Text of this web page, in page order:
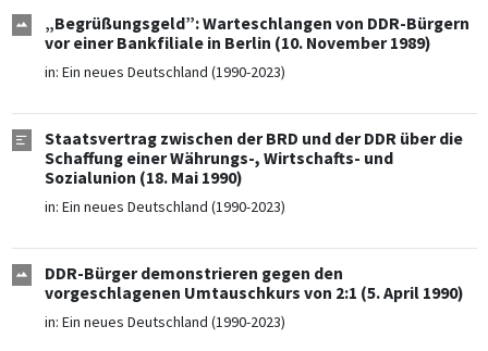
„Begrüßungsgeld”: Warteschlangen von DDR-Bürgern
vor einer Bankfiliale in Berlin (10. November 1989)
in: Ein neues Deutschland (1990-2023)
Staatsvertrag zwischen der BRD und der DDR über die
Schaffung einer Währungs-, Wirtschafts- und
Sozialunion (18. Mai 1990)
in: Ein neues Deutschland (1990-2023)
DDR-Bürger demonstrieren gegen den
vorgeschlagenen Umtauschkurs von 2:1 (5. April 1990)
in: Ein neues Deutschland (1990-2023)